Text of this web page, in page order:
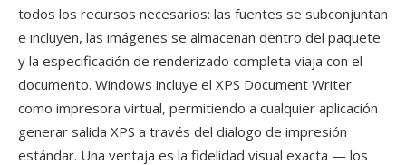
todos los recursos necesarios: las fuentes se subconjuntan
e incluyen, las imágenes se almacenan dentro del paquete
y la especificación de renderizado completa viaja con el
documento. Windows incluye el XPS Document Writer
como impresora virtual, permitiendo a cualquier aplicación
generar salida XPS a través del dialogo de impresión
estándar. Una ventaja es la fidelidad visual exacta — los